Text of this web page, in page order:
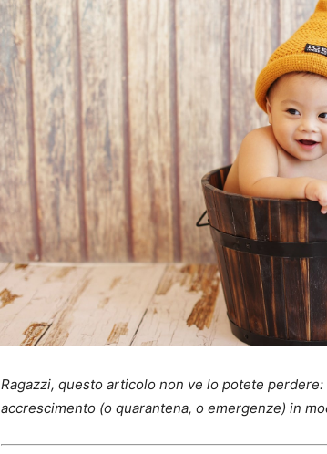
Ragazzi, questo articolo non ve lo potete
accrescimento (o quarantena, o emergenze) in